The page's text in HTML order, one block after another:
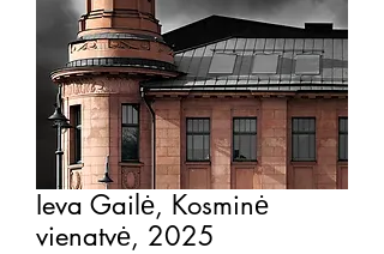
Ieva Gailė, Kosminė
vienatvė, 2025